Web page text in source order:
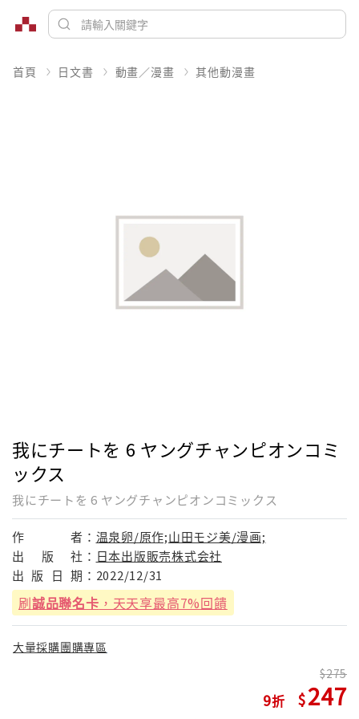
首頁 日文書 動畫／漫畫 其他動漫畫
我にチートを 6 ヤングチャンピオンコミ
ックス
我にチートを 6 ヤングチャンピオンコミックス
作 者： 温泉卵/原作;山田モジ美/漫画;
出
版 社： 日本出版販売株式会社
出 版 日 期： 2022/12/31
刷誠品聯名卡 ，天天享最高7%回饋
大量採購團購專區
9
275
247